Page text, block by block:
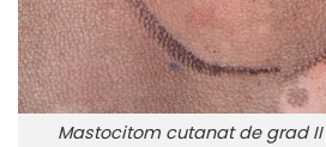
Mastocitom cutanat de grad